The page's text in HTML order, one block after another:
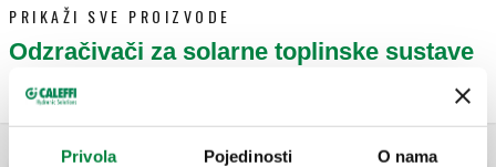
Privola Pojedinosti O nama
PRIKAŽI SVE PROIZVODE
Odzračivači za solarne toplinske sustave